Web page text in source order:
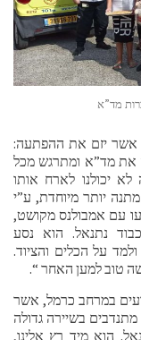
מד”א
אשר יזם את ההפתעה:
את מד”א ומתרגש מכל
יכולנו לארח אותו
יותר מיוחדת, ע”י
עם אמבולנס מקושט,
נתנאל. הוא נסע
על הכלים והציוד.
טוב למען האחר “.
במרחב כרמל, אשר
בשיירה גדולה
הוא מיד רץ אלינו,